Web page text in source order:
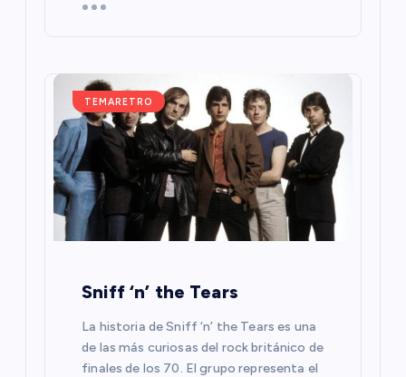
TEMARETRO
Sniff ‘n’ the Tears
La historia de Sniff ‘n’ the Tears es una
de las más curiosas del rock británico de
finales de los 70. El grupo representa el